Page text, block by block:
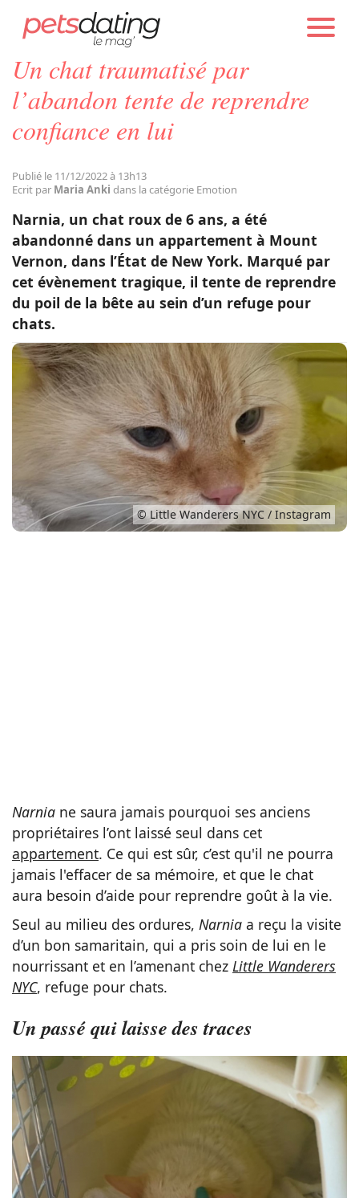
Chien
Chat
Faits Divers
Emotion
Tops
Conso
PETS DATING ACTUALITÉS EMOTION
Un chat traumatisé par
l’abandon tente de reprendre
confiance en lui
Publié le 11/12/2022 à 13h13
Ecrit par Maria Anki dans la catégorie Emotion
Narnia, un chat roux de 6 ans, a été
abandonné dans un appartement à Mount
Vernon, dans l’État de New York. Marqué par
cet évènement tragique, il tente de reprendre
du poil de la bête au sein d’un refuge pour
chats.
© Little Wanderers NYC / Instagram
Narnia ne saura jamais pourquoi ses anciens
propriétaires l’ont laissé seul dans cet
appartement. Ce qui est sûr, c’est qu'il ne pourra
jamais l'effacer de sa mémoire, et que le chat
aura besoin d’aide pour reprendre goût à la vie.
Seul au milieu des ordures, Narnia a reçu la visite
d’un bon samaritain, qui a pris soin de lui en le
nourrissant et en l’amenant chez Little Wanderers
NYC, refuge pour chats.
Un passé qui laisse des traces